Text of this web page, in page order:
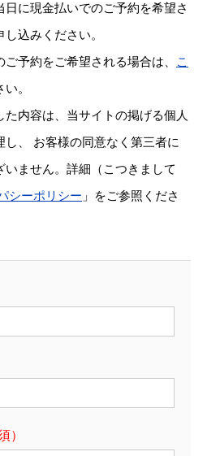
に現金払いでのご予約を希望さ
込みください。
予約をご希望される場合は、
こ
。
内容は、当サイトの掲げる個人
、 お客様の同意なく第三者に
ません。詳細（こつきまして
シーポリシー 」をご参照くださ
）